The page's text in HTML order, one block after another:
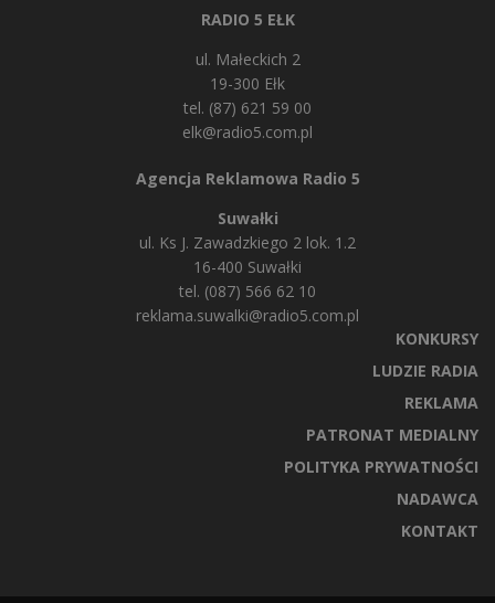
RADIO 5 EŁK
ul. Małeckich 2
19-300 Ełk
tel. (87) 621 59 00
elk@radio5.com.pl
Agencja Reklamowa Radio 5
Suwałki
ul. Ks J. Zawadzkiego 2 lok. 1.2
16-400 Suwałki
tel. (087) 566 62 10
reklama.suwalki@radio5.com.pl
KONKURSY
LUDZIE RADIA
REKLAMA
PATRONAT MEDIALNY
POLITYKA PRYWATNOŚCI
NADAWCA
KONTAKT